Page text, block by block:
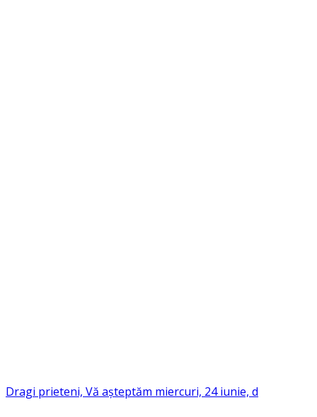
Dragi prieteni, Vă așteptăm miercuri, 24 iunie, d